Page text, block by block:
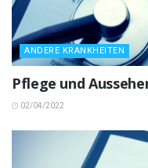
ANDERE KRANKHEITEN
Pflege und
02/04/2022